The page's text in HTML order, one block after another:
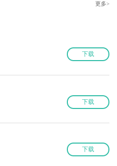
更多>
下载
下载
下载